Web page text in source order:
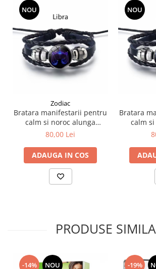
NOU
Zodiac
Bratara manifestarii pentru
calm si noroc alunga
negativitatea cu semne
unisex, Balanta
80,00 Lei
ADAUGA IN COS
NOU
Bratara
calm
PRODUSE
-14% NOU -19%